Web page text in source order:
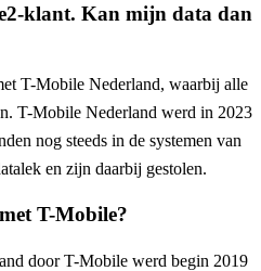
klant. Kan mijn data dan
T-Mobile Nederland, waarbij alle
T-Mobile Nederland werd in 2023
nog steeds in de systemen van
en zijn daarbij gestolen.
T-Mobile?
door T-Mobile werd begin 2019